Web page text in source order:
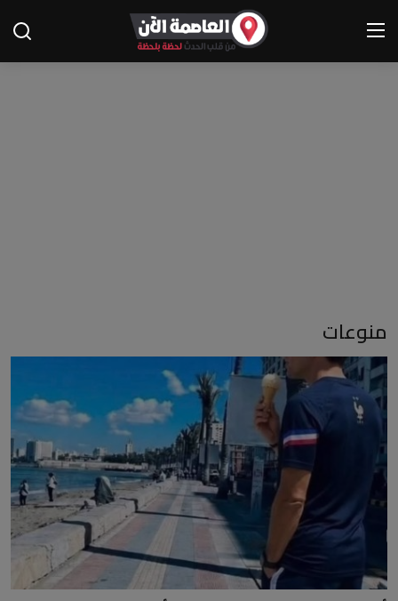
أخبار المجتمع
إقتصاد وبورصة
أخبار عربية وعالمية
علوم وتكنولوجيا
طب وعلاج
سياسة ونواب
محافظات
منوعات